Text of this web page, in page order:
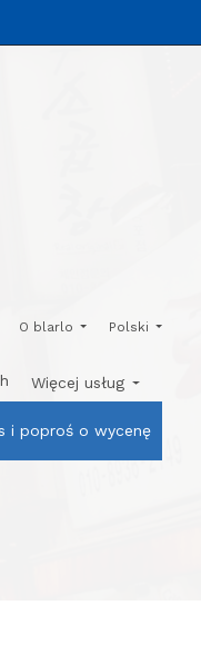
O blarlo Polski
Więcej usług
i poproś o wycenę